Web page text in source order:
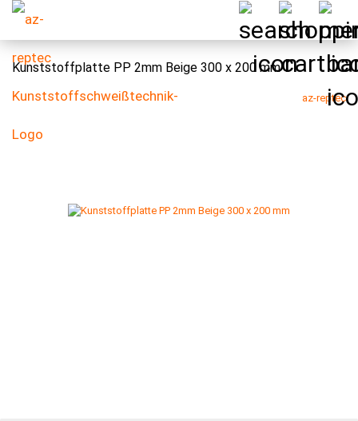
Kunststoffplatte PP 2mm Beige 300 x 200 mm
az-reptec